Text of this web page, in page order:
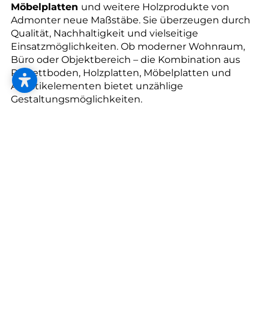
Möbelplatten und weitere Holzprodukte von
Admonter neue Maßstäbe. Sie überzeugen durch
Qualität, Nachhaltigkeit und vielseitige
Einsatzmöglichkeiten. Ob moderner Wohnraum,
Büro oder Objektbereich – die Kombination aus
Parkettboden, Holzplatten, Möbelplatten und
Akustikelementen bietet unzählige
Gestaltungsmöglichkeiten.